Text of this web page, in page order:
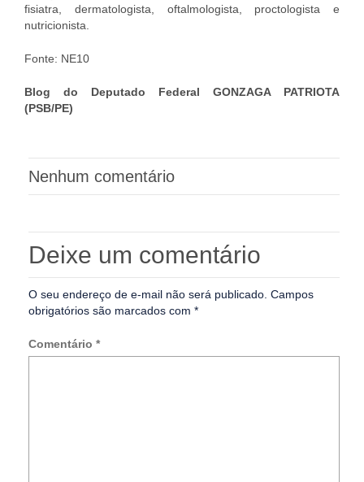
fisiatra, dermatologista, oftalmologista, proctologista e
nutricionista.
Fonte: NE10
Blog do Deputado Federal GONZAGA PATRIOTA
(PSB/PE)
Nenhum comentário
Deixe um comentário
O seu endereço de e-mail não será publicado. Campos
obrigatórios são marcados com *
Comentário *